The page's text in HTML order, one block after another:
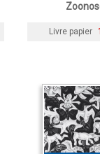
Livre papier